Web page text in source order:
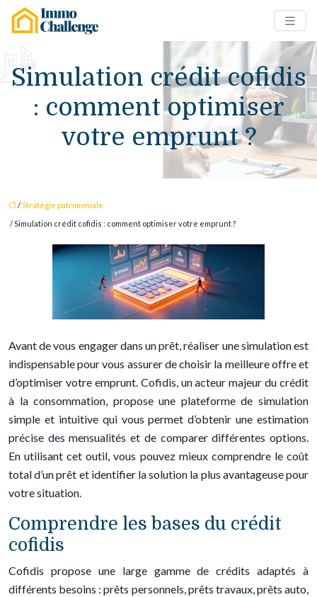
Simulation crédit cofidis
: comment optimiser
votre emprunt ?
/Stratégie patrimoniale
/ Simulation crédit cofidis : comment optimiser votre emprunt ?
Avant de vous engager dans un prêt, réaliser une simulation est
indispensable pour vous assurer de choisir la meilleure offre et
d’optimiser votre emprunt. Cofidis, un acteur majeur du crédit
à la consommation, propose une plateforme de simulation
simple et intuitive qui vous permet d’obtenir une estimation
précise des mensualités et de comparer différentes options.
En utilisant cet outil, vous pouvez mieux comprendre le coût
total d’un prêt et identifier la solution la plus avantageuse pour
votre situation.
Comprendre les bases du crédit
cofidis
Cofidis propose une large gamme de crédits adaptés à
différents besoins : prêts personnels, prêts travaux, prêts auto,